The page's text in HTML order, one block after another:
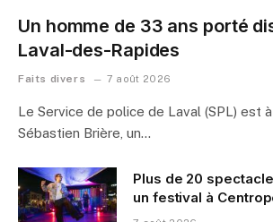
Un homme de 33 ans porté
Laval-des-Rapides
Faits divers 7 août 2026
Le Service de police de Laval (SPL) est
Sébastien Brière, un…
Plus de 20
un festival à